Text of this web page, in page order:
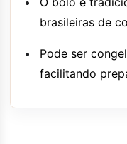
brasileiras de
Pode ser
facilitando